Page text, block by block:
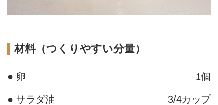
材料（つくりやすい分量）
● 卵 1個
● サラダ油 3/4カップ